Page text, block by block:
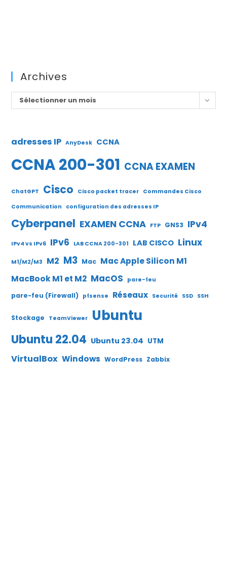
Archives
Archives
Sélectionner un mois
adresses IP AnyDesk CCNA
CCNA 200-301 CCNA EXAMEN
ChatGPT Cisco Cisco packet tracer Commandes Cisco
Communication
configuration des adresses IP
Cyberpanel EXAMEN CCNA FTP GNS3 IPv4
IPv4 vs IPv6 IPv6 LAB CCNA 200-301 LAB CISCO Linux
M1/M2/M3 M2 M3 Mac Mac Apple Silicon M1
MacBook M1 et M2 MacOS pare-feu
pare-feu (Firewall) pfsense Réseaux Securité SSD SSH
Stockage TeamViewer Ubuntu
Ubuntu 22.04 Ubuntu 23.04 UTM
VirtualBox Windows WordPress Zabbix